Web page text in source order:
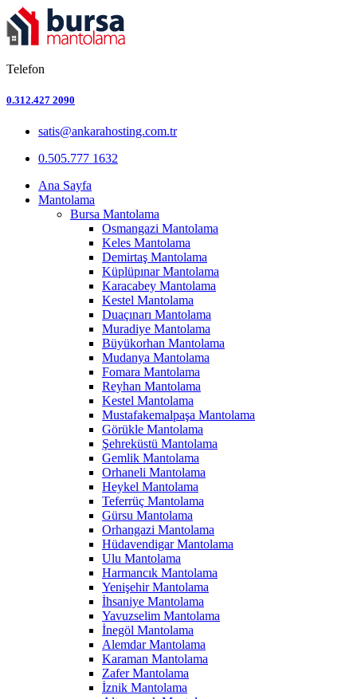
Telefon
0.312.427 2090
satis@ankarahosting.com.tr
0.505.777 1632
Ana Sayfa
Mantolama
Bursa Mantolama
Osmangazi Mantolama
Keles Mantolama
Demirtaş Mantolama
Küplüpınar Mantolama
Karacabey Mantolama
Kestel Mantolama
Duaçınarı Mantolama
Muradiye Mantolama
Büyükorhan Mantolama
Mudanya Mantolama
Fomara Mantolama
Reyhan Mantolama
Kestel Mantolama
Mustafakemalpaşa Mantolama
Görükle Mantolama
Şehreküstü Mantolama
Gemlik Mantolama
Orhaneli Mantolama
Heykel Mantolama
Teferrüç Mantolama
Gürsu Mantolama
Orhangazi Mantolama
Hüdavendigar Mantolama
Ulu Mantolama
Harmancık Mantolama
Yenişehir Mantolama
İhsaniye Mantolama
Yavuzselim Mantolama
İnegöl Mantolama
Alemdar Mantolama
Karaman Mantolama
Zafer Mantolama
İznik Mantolama